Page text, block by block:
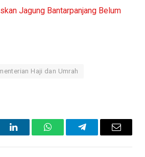
Jagung Bantarpanjang Belum
Haji dan Umrah
LinkedInWhatsAppTelegramEmail